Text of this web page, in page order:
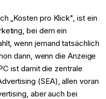
„Kosten pro Klick", ist ein
bei dem ein
wenn jemand tatsächlich
dann, wenn die Anzeige
ist damit die zentrale
(SEA), allen voran
aber auch bei